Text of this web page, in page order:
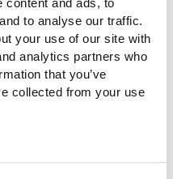
to analyse our traffic.
your use of our site with
analytics partners who
that you’ve
collected from your use
< 20 000 rpm
3–11